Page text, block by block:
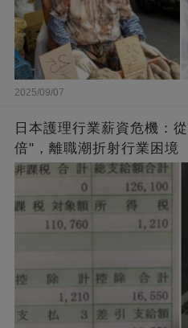
2025/09/07
日本護理行業薪資危機：
倍"，離職潮折射行業困境